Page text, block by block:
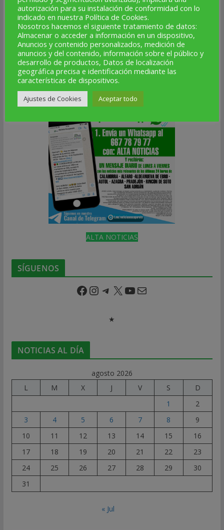
ESCAPARATE EN TU MÓVIL
ALTA NOTICIAS
SÍGUENOS
Facebook Instagram Telegram X YouTube Correo electrónico
★
NOTICIAS AL DÍA
agosto 2026
L
M X J V S
D
1
2
3
4 5 6 7 8
9
10
11 12 13 14 15
16
17
18 19 20 21 22
23
24
25 26 27 28 29
30
31
« Jul
autorización para su instalación de conformidad con lo
indicado en nuestra Política de Cookies.
Nosotros hacemos el siguiente tratamiento de datos:
Almacenar o acceder a información en un dispositivo,
Anuncios y contenido personalizados, medición de
anuncios y del contenido, información sobre el público y
desarrollo de productos, Datos de localización
geográfica precisa e identificación mediante las
características de dispositivos.
Ajustes de Cookies Aceptar todo